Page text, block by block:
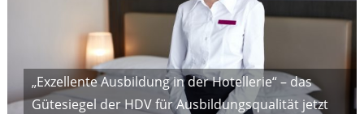
„Exzellente Ausbildung in der Hotellerie“ – das
Gütesiegel der HDV für Ausbildungsqualität jetzt